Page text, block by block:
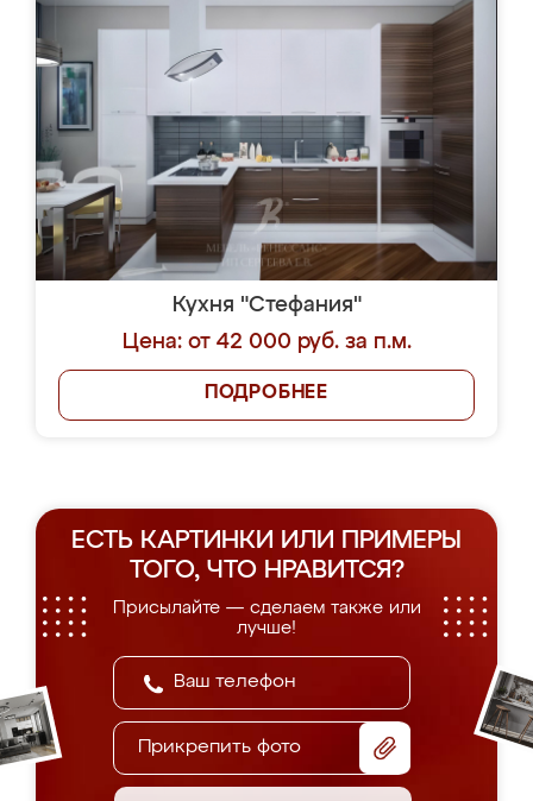
Кухня "Стефания"
Цена: от 42 000 руб. за п.м.
ПОДРОБНЕЕ
ЕСТЬ КАРТИНКИ ИЛИ ПРИМЕРЫ
ТОГО, ЧТО НРАВИТСЯ?
Присылайте — сделаем также или
лучше!
Прикрепить фото